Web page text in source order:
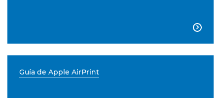

Guía de Apple AirPrint